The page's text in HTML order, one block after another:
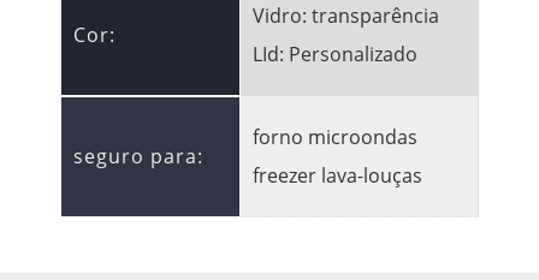
Cor:
Vidro: transparência
LId: Personalizado
seguro para:
forno microondas
freezer lava-louças